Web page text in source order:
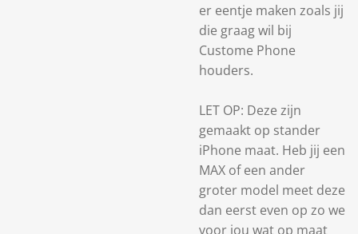
er eentje maken zoals jij
die graag wil bij
Custome Phone
houders.
LET OP: Deze zijn
gemaakt op stander
iPhone maat. Heb jij een
MAX of een ander
groter model meet deze
dan eerst even op zo we
voor jou wat op maat